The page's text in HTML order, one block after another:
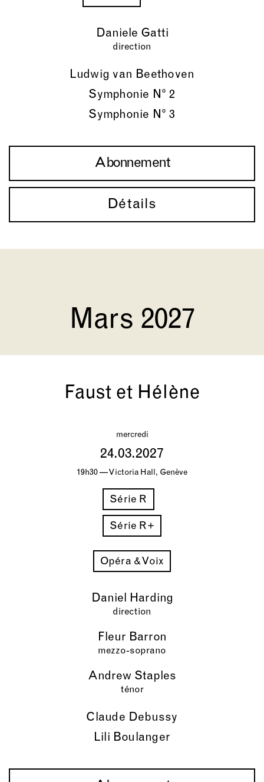
Abonnement
Détails
Daniele Gatti
direction
Ludwig van Beethoven
Symphonie N° 2
Symphonie N° 3
Mars 2027
Faust et Hélène
mercredi
24.03.2027
19h30 — Victoria Hall, Genève
Série R
Série R+
Opéra & Voix
Daniel Harding
direction
Fleur Barron
mezzo-soprano
Andrew Staples
ténor
Claude Debussy
Lili Boulanger